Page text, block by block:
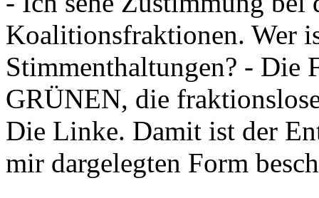
Koalitionsfraktionen. Wer
Stimmenthaltungen? -
GRÜNEN, die
Die Linke. Damit ist der
mir dargelegten Form